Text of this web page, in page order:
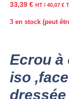
33,39 € HT / 40,07 €
3 en stock (peut
Ecrou à
iso
dressée